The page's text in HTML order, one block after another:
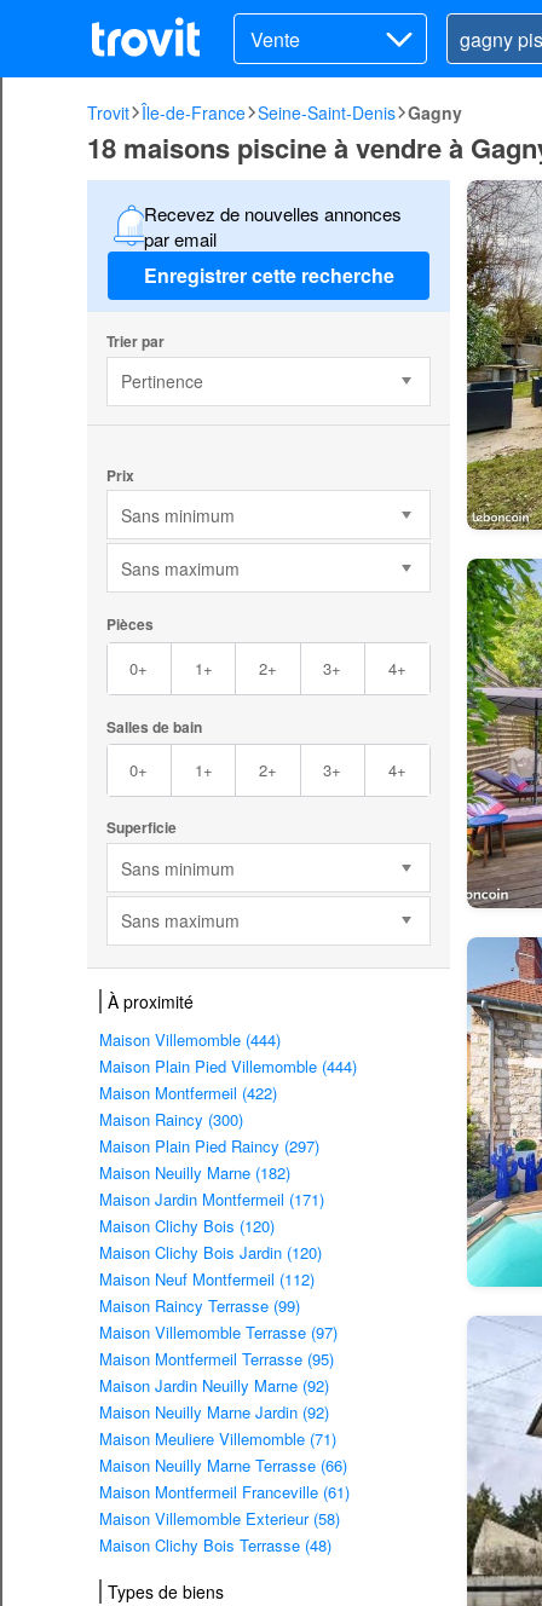
Vente
Trovit Île-de-France Seine-Saint-Denis Gagny
18 maisons piscine à vendre à
Recevez de nouvelles annonces
par email
Enregistrer cette recherche
Trier par
Pertinence
Prix
Sans minimum
Sans maximum
Pièces
0+ 1+ 2+ 3+ 4+
Salles de bain
0+ 1+ 2+ 3+ 4+
Superficie
Sans minimum
Sans maximum
À proximité
Maison Villemomble (444)
Maison Plain Pied Villemomble (444)
Maison Montfermeil (422)
Maison Raincy (300)
Maison Plain Pied Raincy (297)
Maison Neuilly Marne (182)
Maison Jardin Montfermeil (171)
Maison Clichy Bois (120)
Maison Clichy Bois Jardin (120)
Maison Neuf Montfermeil (112)
Maison Raincy Terrasse (99)
Maison Villemomble Terrasse (97)
Maison Montfermeil Terrasse (95)
Maison Jardin Neuilly Marne (92)
Maison Neuilly Marne Jardin (92)
Maison Meuliere Villemomble (71)
Maison Neuilly Marne Terrasse (66)
Maison Montfermeil Franceville (61)
Maison Villemomble Exterieur (58)
Maison Clichy Bois Terrasse (48)
Types de biens